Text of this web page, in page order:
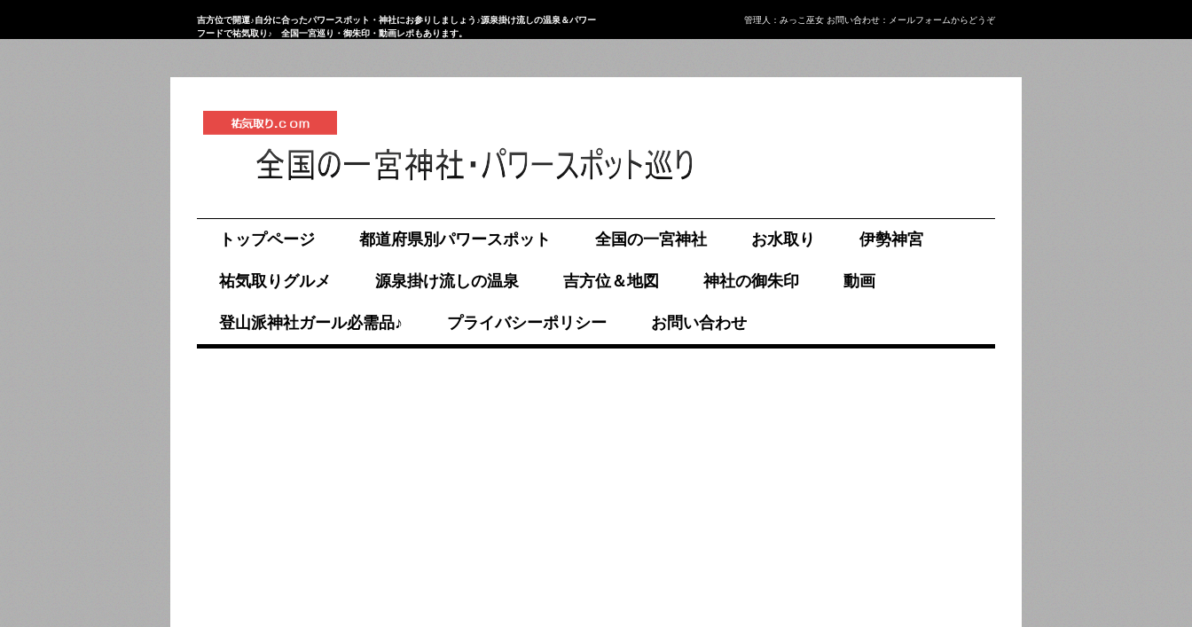
吉方位で開運♪自分に合ったパワースポット・神社にお参りしましょう♪源泉掛け流しの温泉＆パワー
フードで祐気取り♪ 全国一宮巡り・御朱印・動画レポもあります。
管理人：みっこ巫女 お問い合わせ： メールフォームからどうぞ
トップページ 都道府県別パワースポット 全国の一宮神社 お水取り 伊勢神宮
祐気取りグルメ 源泉掛け流しの温泉 吉方位＆地図 神社の御朱印 動画
登山派神社ガール必需品♪ プライバシーポリシー お問い合わせ